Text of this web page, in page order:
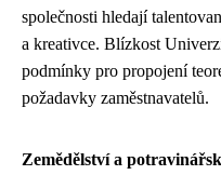
společnosti hledají
a kreativce. Blízkost
podmínky pro propojení
požadavky zaměstnavatelů.
Zemědělství a